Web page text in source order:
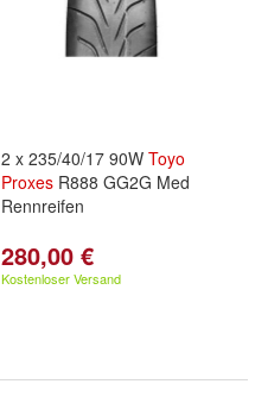
2 x 235/40/17 90W Toyo
Proxes R888 GG2G Med
Rennreifen
280,00 €
Kostenloser Versand